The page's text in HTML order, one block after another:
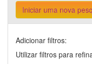
Iniciar uma nova
Adicionar filtros:
Utilizar filtros para